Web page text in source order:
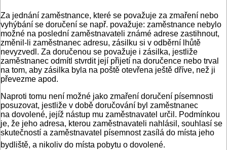
Za jednání zaměstnance, které se považuje za zmaření nebo
vyhýbání se doručení se např. považuje: zaměstnance nebylo
možné na poslední zaměstnavateli známé adrese zastihnout,
změnil-li zaměstnanec adresu, zásilku si v odběrní lhůtě
nevyzvedl. Za doručenou se považuje i zásilka, jestliže
zaměstnanec odmítl stvrdit její přijetí na doručence nebo trval
na tom, aby zásilka byla na poště otevřena ještě dříve, než ji
převezme apod.
Naproti tomu není možné jako zmaření doručení písemnosti
posuzovat, jestliže v době doručování byl zaměstnanec
na dovolené, jejíž nástup mu zaměstnavatel určil. Podmínkou
je, že jeho adresa, kterou zaměstnavateli nahlásil, souhlasí se
skutečností a zaměstnavatel písemnost zasílá do místa jeho
bydliště, a nikoliv do místa pobytu o dovolené.